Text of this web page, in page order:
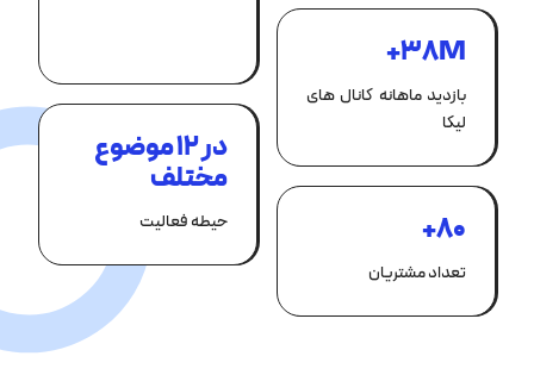
+38M
بازدید ماهانه کانال های
لیکا
+80
تعداد مشتریان
در 12 موضوع
مختلف
حیطه فعالیت